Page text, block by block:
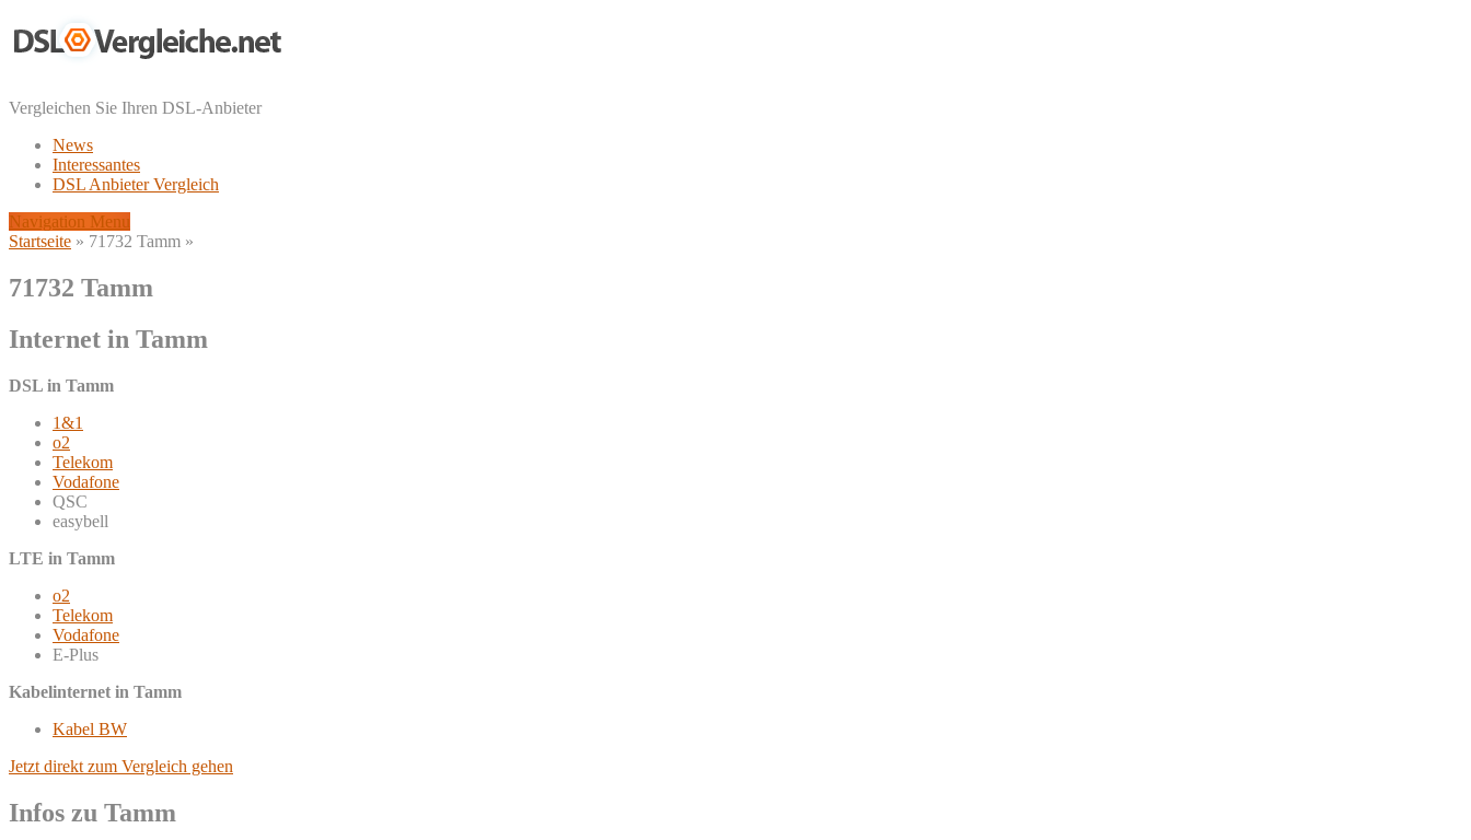
Vergleichen Sie Ihren DSL-Anbieter
News
Interessantes
DSL Anbieter Vergleich
Navigation Menu
Startseite » 71732 Tamm »
71732 Tamm
Internet in Tamm
DSL in Tamm
1&1
o2
Telekom
Vodafone
QSC
easybell
LTE in Tamm
o2
Telekom
Vodafone
E-Plus
Kabelinternet in Tamm
Kabel BW
Jetzt direkt zum Vergleich gehen
Infos zu Tamm